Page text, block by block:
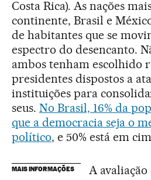
Costa Rica). As nações
continente, Brasil e
de habitantes que se
espectro do desencanto.
ambos tenham escolhido
presidentes dispostos a
instituições para
seus. No Brasil, 16% da
que a democracia seja o
político, e 50% está em
MAIS INFORMAÇÕES A avaliação